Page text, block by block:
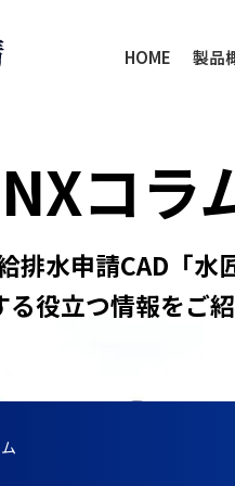
HOME 製品
コラ
排水申請CAD「水
る役立つ情報をご